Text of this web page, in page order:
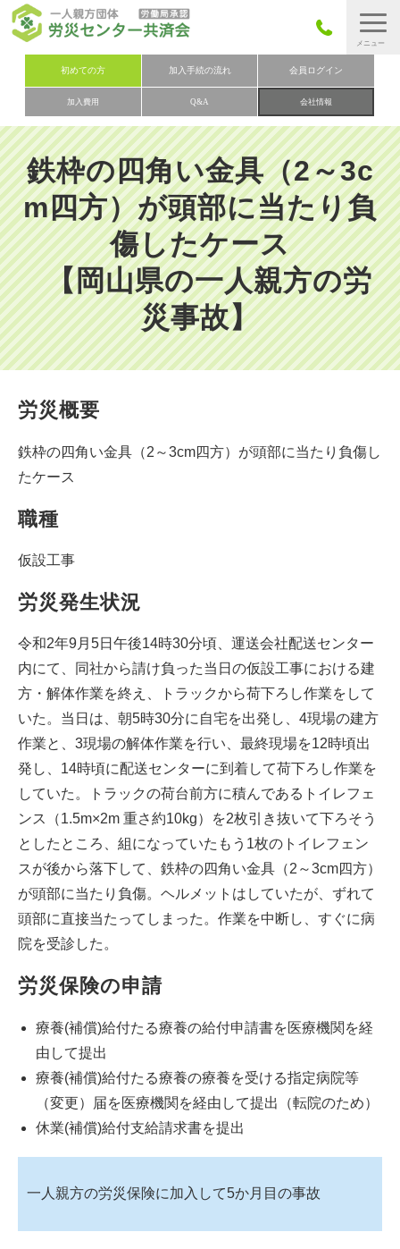
初めての方 加入手続の流れ 会員ログイン
加入費用 Q&A 会社情報
労災保険とは
労災保険の取りまとめ
労災保険加入手続きの流れ
加入費用
加入申込み
会社概要
お問い合わせ
会員メニュー
鉄枠の四角い金具（2～3c
m四方）が頭部に当たり負
傷したケース
【岡山県の一人親方の労
災事故】
労災概要
鉄枠の四角い金具（2～3cm四方）が頭部に当たり負傷し
たケース
職種
仮設工事
労災発生状況
令和2年9月5日午後14時30分頃、運送会社配送センター
内にて、同社から請け負った当日の仮設工事における建
方・解体作業を終え、トラックから荷下ろし作業をして
いた。当日は、朝5時30分に自宅を出発し、4現場の建方
作業と、3現場の解体作業を行い、最終現場を12時頃出
発し、14時頃に配送センターに到着して荷下ろし作業を
していた。トラックの荷台前方に積んであるトイレフェ
ンス（1.5m×2m 重さ約10kg）を2枚引き抜いて下ろそう
としたところ、組になっていたもう1枚のトイレフェン
スが後から落下して、鉄枠の四角い金具（2～3cm四方）
が頭部に当たり負傷。ヘルメットはしていたが、ずれて
頭部に直接当たってしまった。作業を中断し、すぐに病
院を受診した。
労災保険の申請
療養(補償)給付たる療養の給付申請書を医療機関を経
由して提出
療養(補償)給付たる療養の療養を受ける指定病院等
（変更）届を医療機関を経由して提出（転院のため）
休業(補償)給付支給請求書を提出
一人親方の労災保険に加入して5か月目の事故